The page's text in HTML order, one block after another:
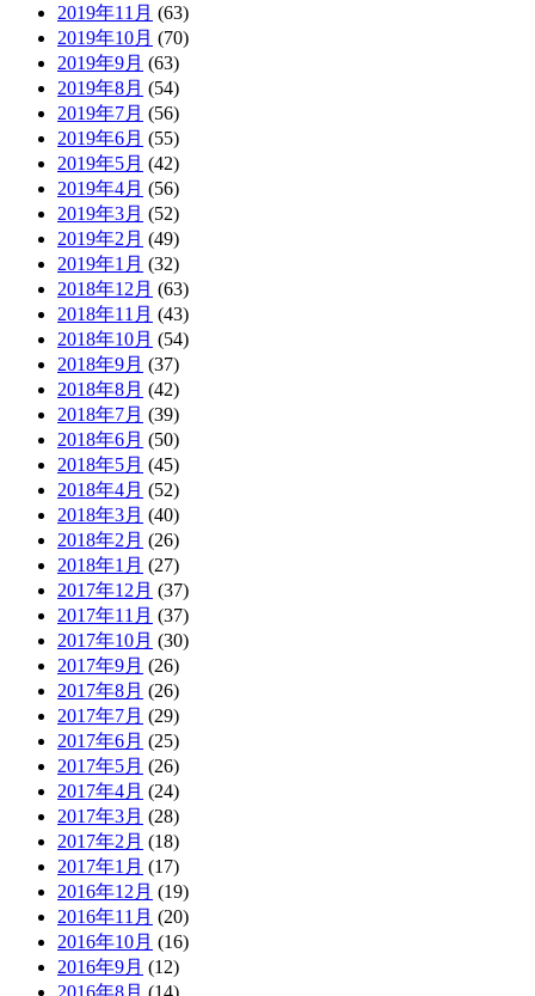
2019年11月 (63)
2019年10月 (70)
2019年9月 (63)
2019年8月 (54)
2019年7月 (56)
2019年6月 (55)
2019年5月 (42)
2019年4月 (56)
2019年3月 (52)
2019年2月 (49)
2019年1月 (32)
2018年12月 (63)
2018年11月 (43)
2018年10月 (54)
2018年9月 (37)
2018年8月 (42)
2018年7月 (39)
2018年6月 (50)
2018年5月 (45)
2018年4月 (52)
2018年3月 (40)
2018年2月 (26)
2018年1月 (27)
2017年12月 (37)
2017年11月 (37)
2017年10月 (30)
2017年9月 (26)
2017年8月 (26)
2017年7月 (29)
2017年6月 (25)
2017年5月 (26)
2017年4月 (24)
2017年3月 (28)
2017年2月 (18)
2017年1月 (17)
2016年12月 (19)
2016年11月 (20)
2016年10月 (16)
2016年9月 (12)